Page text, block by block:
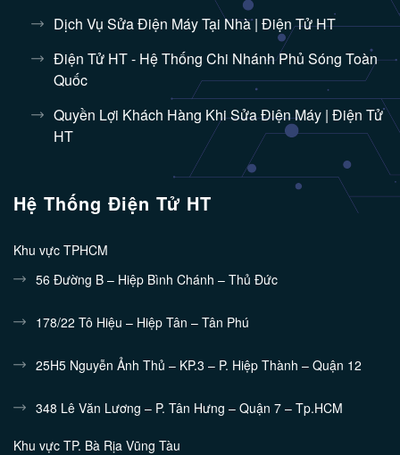
Dịch Vụ Sửa Điện Máy Tại Nhà | Điện Tử HT
Điện Tử HT - Hệ Thống Chi Nhánh Phủ Sóng Toàn
Quốc
Quyền Lợi Khách Hàng Khi Sửa Điện Máy | Điện Tử
HT
Hệ Thống Điện Tử HT
Khu vực TPHCM
56 Đường B – Hiệp Bình Chánh – Thủ Đức
178/22 Tô Hiệu – Hiệp Tân – Tân Phú
25H5 Nguyễn Ảnh Thủ – KP.3 – P. Hiệp Thành – Quận 12
348 Lê Văn Lương – P. Tân Hưng – Quận 7 – Tp.HCM
Khu vực TP. Bà Rịa Vũng Tàu